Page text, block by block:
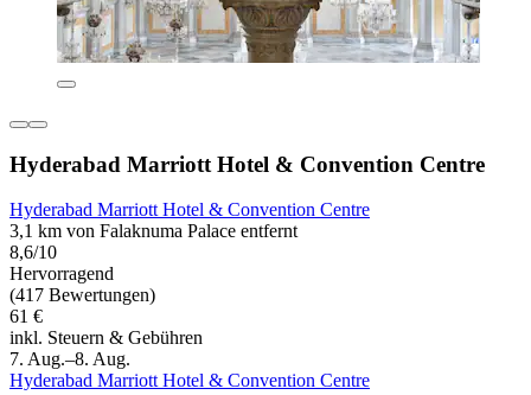
Hyderabad Marriott Hotel & Convention Centre
Hyderabad Marriott Hotel & Convention Centre
3,1 km von Falaknuma Palace entfernt
8,6/10
Hervorragend
(417 Bewertungen)
61 €
inkl. Steuern & Gebühren
7. Aug.–8. Aug.
Hyderabad Marriott Hotel & Convention Centre